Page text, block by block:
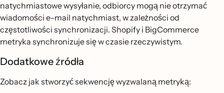
natychmiastowe wysyłanie, odbiorcy mogą nie otrzymać
wiadomości e-mail natychmiast, w zależności od
częstotliwości synchronizacji. Shopify i BigCommerce
metryka synchronizuje się w czasie rzeczywistym.
Dodatkowe źródła
Zobacz jak stworzyć sekwencję wyzwalaną metryką: